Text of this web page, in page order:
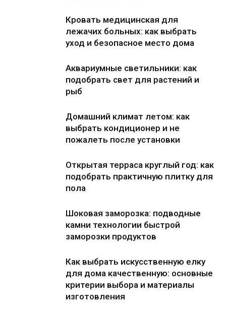
Кровать медицинская для
лежачих больных: как выбрать
уход и безопасное место дома
Аквариумные светильники: как
подобрать свет для растений и
рыб
Домашний климат летом: как
выбрать кондиционер и не
пожалеть после установки
Открытая терраса круглый год: как
подобрать практичную плитку для
пола
Шоковая заморозка: подводные
камни технологии быстрой
заморозки продуктов
Как выбрать искусственную елку
для дома качественную: основные
критерии выбора и материалы
изготовления